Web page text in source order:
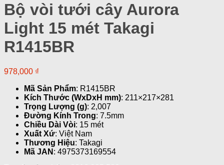
Bộ vòi tưới cây Aurora
Light 15 mét Takagi
R1415BR
978,000 ₫
Mã Sản Phẩm: R1415BR
Kích Thước (WxDxH mm): 211×217×281
Trọng Lượng (g): 2,007
Đường Kính Trong: 7.5mm
Chiều Dài Vòi: 15 mét
Xuất Xứ: Việt Nam
Thương Hiệu: Takagi
Mã JAN : 4975373169554